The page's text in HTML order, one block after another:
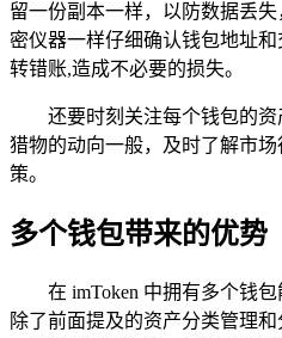
留一份副本一样，以防数据丢
密仪器一样仔细确认钱包地址
转错账,造成不必要的损失。
还要时刻关注每个钱包的
猎物的动向一般，及时了解市
策。
多个钱包带来的优势
在 imToken 中拥有多个钱
除了前面提及的资产分类管理